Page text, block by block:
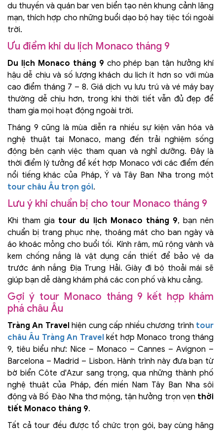
du thuyền và quán bar ven biển tạo nên khung cảnh lãng
mạn, thích hợp cho những buổi dạo bộ hay tiệc tối ngoài
trời.
Ưu điểm khi du lịch Monaco tháng 9
Du lịch Monaco tháng 9 cho phép bạn tận hưởng khí
hậu dễ chịu và số lượng khách du lịch ít hơn so với mùa
cao điểm tháng 7 – 8. Giá dịch vụ lưu trú và vé máy bay
thường dễ chịu hơn, trong khi thời tiết vẫn đủ đẹp để
tham gia mọi hoạt động ngoài trời.
Tháng 9 cũng là mùa diễn ra nhiều sự kiện văn hóa và
nghệ thuật tại Monaco, mang đến trải nghiệm sống
động bên cạnh việc tham quan và nghỉ dưỡng. Đây là
thời điểm lý tưởng để kết hợp Monaco với các điểm đến
nổi tiếng khác của Pháp, Ý và Tây Ban Nha trong một
tour châu Âu trọn gói.
Lưu ý khi chuẩn bị cho tour Monaco tháng 9
Khi tham gia tour du lịch Monaco tháng 9, bạn nên
chuẩn bị trang phục nhẹ, thoáng mát cho ban ngày và
áo khoác mỏng cho buổi tối. Kính râm, mũ rộng vành và
kem chống nắng là vật dụng cần thiết để bảo vệ da
trước ánh nắng Địa Trung Hải. Giày đi bộ thoải mái sẽ
giúp bạn dễ dàng khám phá các con phố và khu cảng.
Gợi ý tour Monaco tháng 9 kết hợp khám
phá châu Âu
Tràng An Travelhiện cung cấp nhiều chương trình tour
châu Âu Tràng An Travel kết hợp Monaco trong tháng
9, tiêu biểu như: Nice – Monaco – Cannes – Avignon –
Barcelona – Madrid – Lisbon. Hành trình này đưa bạn từ
bờ biển Côte d'Azur sang trọng, qua những thành phố
nghệ thuật của Pháp, đến miền Nam Tây Ban Nha sôi
động và Bồ Đào Nha thơ mộng, tận hưởng trọn vẹn thời
tiết Monaco tháng 9.
Tất cả tour đều được tổ chức trọn gói, bay cùng hãng